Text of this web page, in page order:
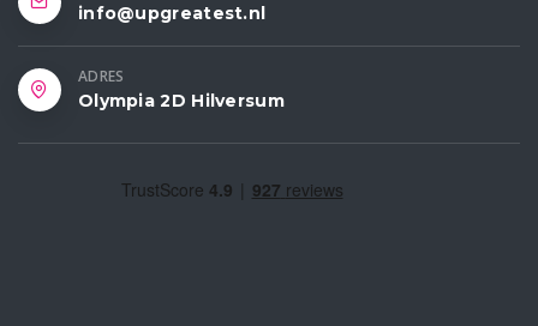
info@upgreatest.nl
ADRES
Olympia 2D Hilversum